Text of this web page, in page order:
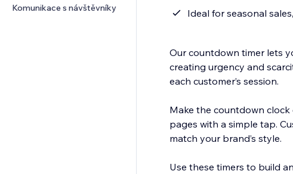
Komunikace s návštěvníky
Ideal for seasonal
Our countdown timer lets
creating urgency and
each customer’s session.
Make the countdown
pages with a simple tap.
match your brand’s style.
Use these timers to build